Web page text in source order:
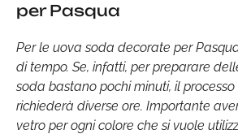
per Pasqua
Per le uova soda decorate per
di tempo. Se, infatti, per preparare
soda bastano pochi minuti, il
richiederà diverse ore. Importante
vetro per ogni colore che si vuole